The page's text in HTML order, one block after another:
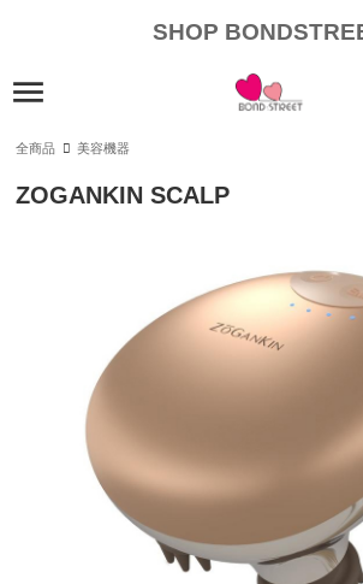
SHOP
全商品 美容機器
ZOGANKIN SCALP